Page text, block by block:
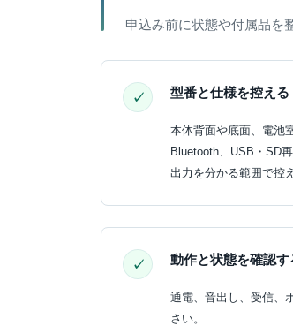
申込み前に状態や付属品を
型番と仕様を控える
本体背面や底面、電池
Bluetooth、USB・SD
出力を分かる範囲で控
動作と状態を確認す
通電、音出し、受信、
さい。